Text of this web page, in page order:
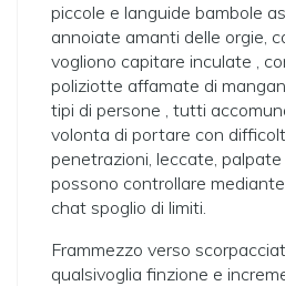
piccole e languide bambole
annoiate amanti delle orgie,
vogliono capitare inculate ,
poliziotte affamate di
tipi di persone , tutti
volonta di portare con
penetrazioni, leccate,
possono controllare
chat spoglio di limiti.
Frammezzo verso
qualsivoglia finzione e